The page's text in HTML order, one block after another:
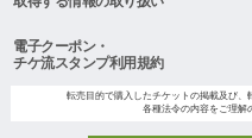
電子クーポン・
チケ流スタンプ利用規約
転売目的で購入したチケットの掲載及び、
各種法令の内容をご理解